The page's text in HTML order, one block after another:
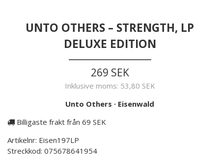
UNTO OTHERS – STRENGTH, LP
DELUXE EDITION
269 SEK
Inklusive moms: 53,80 SEK
Unto Others · Eisenwald
Billigaste frakt från 69 SEK
Artikelnr: Eisen197LP
Streckkod: 075678641954